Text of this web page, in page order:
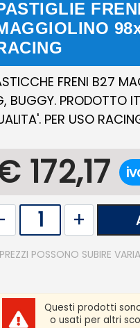
FRENI B27
BUGGY. PRODOTTO
PER USO
172,17
POSSONO SUBIRE
Questi prodotti
o usati per altri